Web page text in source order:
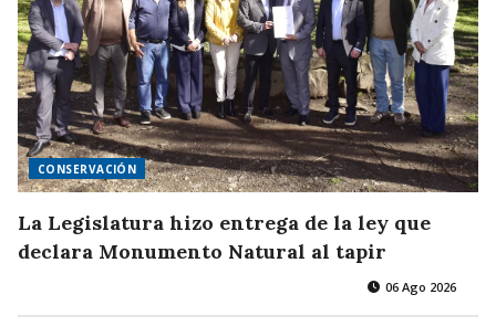
CONSERVACIÓN
La Legislatura hizo entrega de la ley que
declara Monumento Natural al tapir
06 Ago 2026